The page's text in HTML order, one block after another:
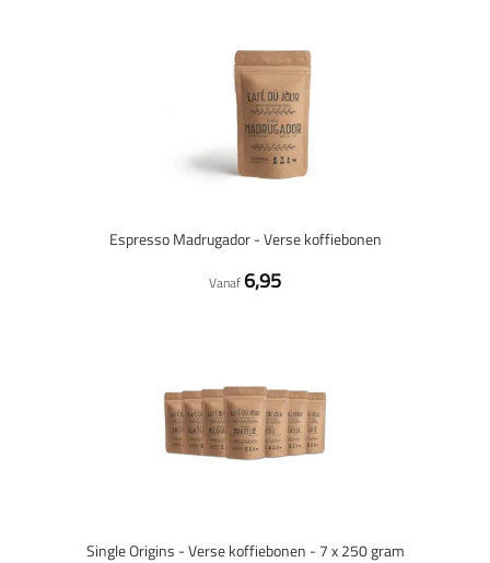
Espresso Madrugador - Verse koffiebonen
Vanaf 6,95
Single Origins - Verse koffiebonen - 7 x 250 gram